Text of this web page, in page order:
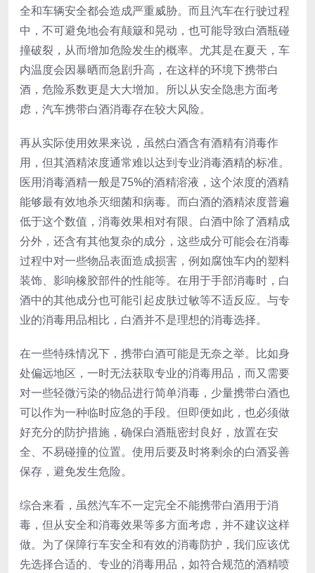
全和车辆安全都会造成严重威胁。而且汽车在行驶过程
中，不可避免地会有颠簸和晃动，也可能导致白酒瓶碰
撞破裂，从而增加危险发生的概率。尤其是在夏天，车
内温度会因暴晒而急剧升高，在这样的环境下携带白
酒，危险系数更是大大增加。所以从安全隐患方面考
虑，汽车携带白酒消毒存在较大风险。
再从实际使用效果来说，虽然白酒含有酒精有消毒作
用，但其酒精浓度通常难以达到专业消毒酒精的标准。
医用消毒酒精一般是75%的酒精溶液，这个浓度的酒精
能够最有效地杀灭细菌和病毒。而白酒的酒精浓度普遍
低于这个数值，消毒效果相对有限。白酒中除了酒精成
分外，还含有其他复杂的成分，这些成分可能会在消毒
过程中对一些物品表面造成损害，例如腐蚀车内的塑料
装饰、影响橡胶部件的性能等。在用于手部消毒时，白
酒中的其他成分也可能引起皮肤过敏等不适反应。与专
业的消毒用品相比，白酒并不是理想的消毒选择。
在一些特殊情况下，携带白酒可能是无奈之举。比如身
处偏远地区，一时无法获取专业的消毒用品，而又需要
对一些轻微污染的物品进行简单消毒，少量携带白酒也
可以作为一种临时应急的手段。但即便如此，也必须做
好充分的防护措施，确保白酒瓶密封良好，放置在安
全、不易碰撞的位置。使用后要及时将剩余的白酒妥善
保存，避免发生危险。
综合来看，虽然汽车不一定完全不能携带白酒用于消
毒，但从安全和消毒效果等多方面考虑，并不建议这样
做。为了保障行车安全和有效的消毒防护，我们应该优
先选择合适的、专业的消毒用品，如符合规范的酒精喷